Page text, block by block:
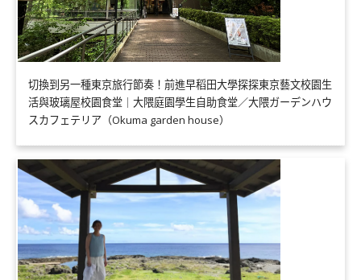
切換到另一種東京旅行節奏！前進早稻田大學探探東京藝文校園生
活與玻璃屋校園食堂｜大隈庭園學生自助食堂／大隈ガーデンハウ
スカフェテリア（Okuma garden house）